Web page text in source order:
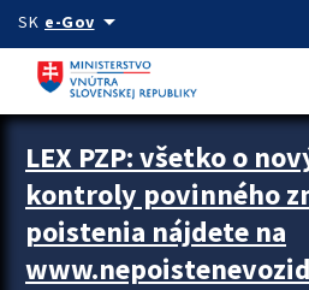
Preskocit na hlavný obsah
SK e-Govarrow_drop_down
Zastavit automatický posun upútavok
LEX PZP: všetko o
kontroly povinného
poistenia nájdete na